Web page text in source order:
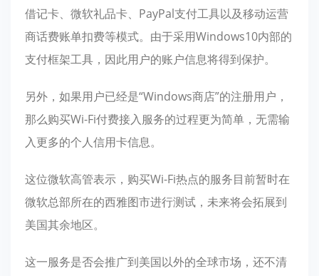
借记卡、微软礼品卡、PayPal支付工具以及移动运营
商话费账单扣费等模式。由于采用Windows10内部的
支付框架工具，因此用户的账户信息将得到保护。
另外，如果用户已经是“Windows商店”的注册用户，
那么购买Wi-Fi付费接入服务的过程更为简单，无需输
入更多的个人信用卡信息。
这位微软高管表示，购买Wi-Fi热点的服务目前暂时在
微软总部所在的西雅图市进行测试，未来将会拓展到
美国其余地区。
这一服务是否会推广到美国以外的全球市场，还不清